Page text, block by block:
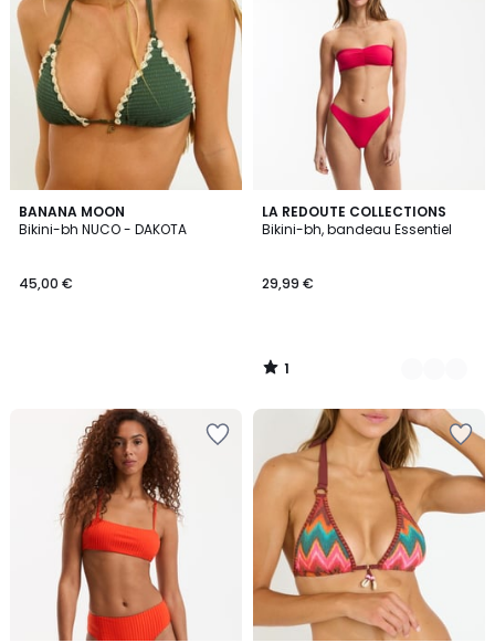
BANANA MOON
Bikini-bh NUCO - DAKOTA
45,00 €
LA REDOUTE COLLECTIONS
Bikini-bh, bandeau Essentiel
29,99 €
1
/
2
Kleuren
1
/